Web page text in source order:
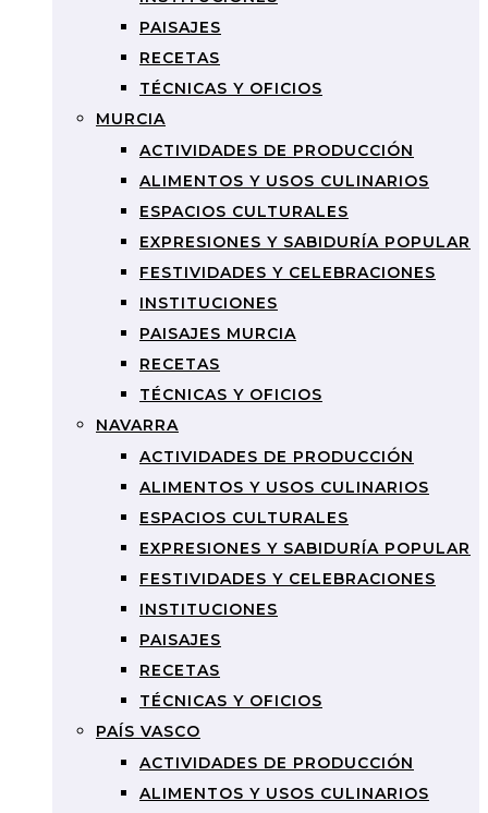
PAISAJES
RECETAS
TÉCNICAS Y OFICIOS
MURCIA
ACTIVIDADES DE PRODUCCIÓN
ALIMENTOS Y USOS CULINARIOS
ESPACIOS CULTURALES
EXPRESIONES Y SABIDURÍA POPULAR
FESTIVIDADES Y CELEBRACIONES
INSTITUCIONES
PAISAJES MURCIA
RECETAS
TÉCNICAS Y OFICIOS
NAVARRA
ACTIVIDADES DE PRODUCCIÓN
ALIMENTOS Y USOS CULINARIOS
ESPACIOS CULTURALES
EXPRESIONES Y SABIDURÍA POPULAR
FESTIVIDADES Y CELEBRACIONES
INSTITUCIONES
PAISAJES
RECETAS
TÉCNICAS Y OFICIOS
PAÍS VASCO
ACTIVIDADES DE PRODUCCIÓN
ALIMENTOS Y USOS CULINARIOS